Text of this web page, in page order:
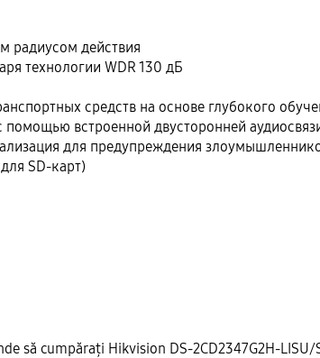
радиусом действия
технологии WDR 130 дБ
средств на основе глубокого
встроенной двусторонней
для предупреждения
SD-карт)
să cumpărați Hikvision DS-2CD2347G2H-